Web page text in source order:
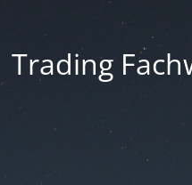
Trading